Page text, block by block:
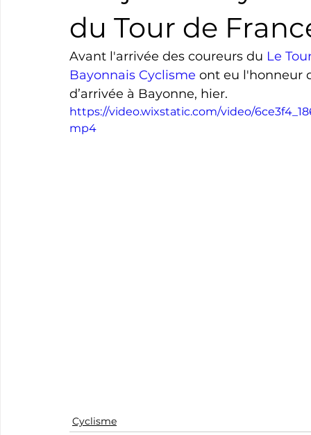
Natation Triathlon
Cyclotourisme Surf Basket
du Tour de
Avant l'arrivée des coureurs du Le
Bayonnais Cyclisme ont eu l'honneur
d’arrivée à Bayonne, hier.
https://video.wixstatic.com/video/
mp4
Cyclisme